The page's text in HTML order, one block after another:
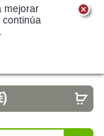
mejorar
continúa